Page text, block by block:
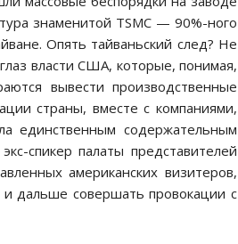
знаменитой TSMC — 90%-ного
Опять тайваньский след? Не
власти США, которые, понимая,
вывести производственные
страны, вместе с компаниями,
единственным содержательным
спикер палаты представителей
американских визитеров,
дальше совершать провокации с